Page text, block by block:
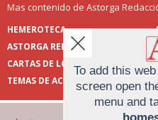
Mas contenido de Astorga
HEMEROTECA
ASTORGA REDACCIÓN
CARTAS DE LOS LECTORES
TEMAS DE ACTUALIDAD
Aviso sobre
Utilizamos
To add this
screen open
menu and